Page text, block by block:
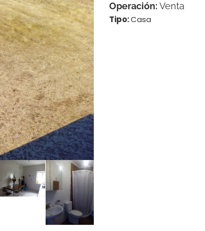
Operación:Venta
Tipo:Casa